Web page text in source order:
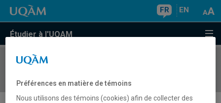
FR EN
Étudier à l'UQAM
COURS//
Préférences en matière de témoins
Nous utilisons des témoins (cookies) afin de collecter des